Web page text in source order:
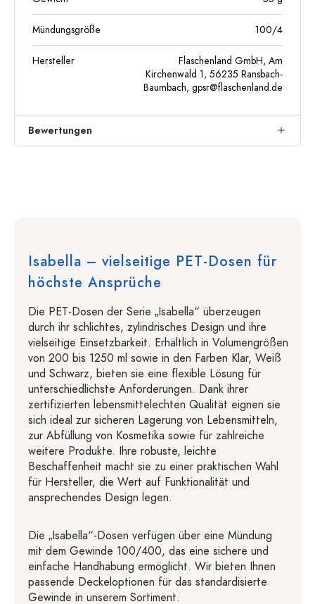
Mündungsgröße 100/4
Hersteller
Flaschenland GmbH, Am
Kirchenwald 1, 56235 Ransbach-
Baumbach, gpsr@flaschenland.de
Bewertungen
Isabella – vielseitige PET-Dosen für
höchste Ansprüche
Die PET-Dosen der Serie „Isabella“ überzeugen
durch ihr schlichtes, zylindrisches Design und ihre
vielseitige Einsetzbarkeit. Erhältlich in Volumengrößen
von 200 bis 1250 ml sowie in den Farben Klar, Weiß
und Schwarz, bieten sie eine flexible Lösung für
unterschiedlichste Anforderungen. Dank ihrer
zertifizierten lebensmittelechten Qualität eignen sie
sich ideal zur sicheren Lagerung von Lebensmitteln,
zur Abfüllung von Kosmetika sowie für zahlreiche
weitere Produkte. Ihre robuste, leichte
Beschaffenheit macht sie zu einer praktischen Wahl
für Hersteller, die Wert auf Funktionalität und
ansprechendes Design legen.
Die „Isabella“-Dosen verfügen über eine Mündung
mit dem Gewinde 100/400, das eine sichere und
einfache Handhabung ermöglicht. Wir bieten Ihnen
passende Deckeloptionen für das standardisierte
Gewinde in unserem Sortiment.